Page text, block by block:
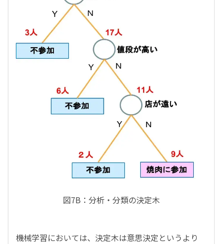
図7B：分析・分類の決定木
機械学習においては、決定木は意思決定というより